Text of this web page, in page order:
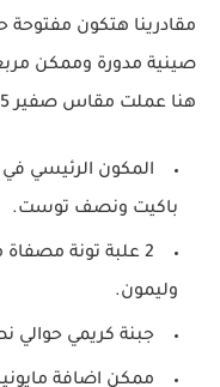
مقادرينا هتكون
صينية مدورة وممكن
هنا عملت مقاس صفير 25 × 15 نحتاج الي:
المكون الرئيسي
باكيت ونصف توست.
2 علبة تونة
وليمون.
جبنة كريمي حوالي
ممكن اضافة